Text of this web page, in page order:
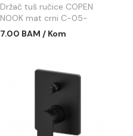
Držač tuš ručice COPEN
NOOK mat crni C-05-
5260MB
7.00 BAM / Kom